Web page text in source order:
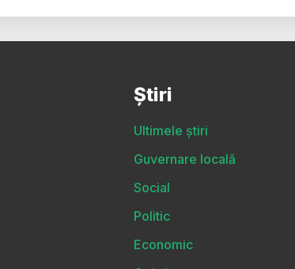
Știri
Ultimele știri
Guvernare locală
Social
Politic
Economic